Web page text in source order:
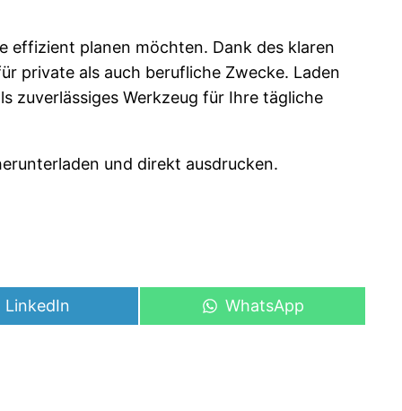
effizient planen möchten. Dank des klaren
private als auch berufliche Zwecke. Laden
zuverlässiges Werkzeug für Ihre tägliche
und direkt ausdrucken.
Share
on
LinkedIn
Share
on
WhatsApp